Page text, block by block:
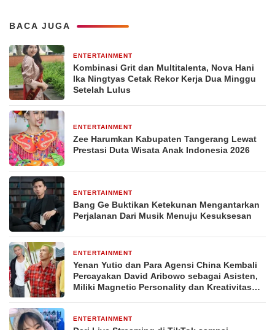
BACA JUGA
ENTERTAINMENT
Kombinasi Grit dan Multitalenta, Nova Hani
Ika Ningtyas Cetak Rekor Kerja Dua Minggu
Setelah Lulus
ENTERTAINMENT
Zee Harumkan Kabupaten Tangerang Lewat
Prestasi Duta Wisata Anak Indonesia 2026
ENTERTAINMENT
Bang Ge Buktikan Ketekunan Mengantarkan
Perjalanan Dari Musik Menuju Kesuksesan
ENTERTAINMENT
Yenan Yutio dan Para Agensi China Kembali
Percayakan David Aribowo sebagai Asisten,
Miliki Magnetic Personality dan Kreativitas
ENTERTAINMENT